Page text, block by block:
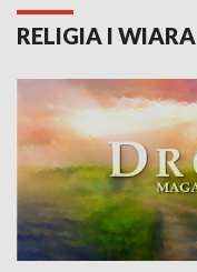
RELIGIA I WIARA